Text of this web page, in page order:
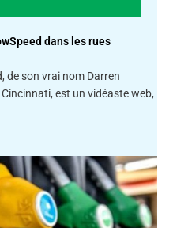
dans les rues
de son vrai nom Darren
est un vidéaste web,